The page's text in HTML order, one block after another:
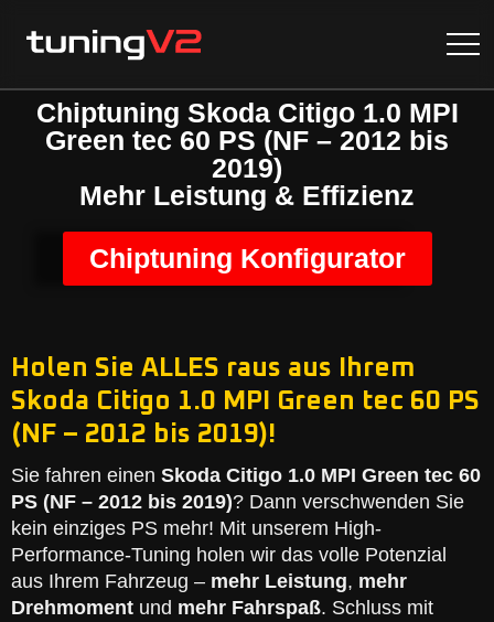
Chiptuning Skoda Citigo 1.0 MPI
Green tec 60 PS (NF – 2012 bis
2019)
Mehr Leistung & Effizienz
Chiptuning Konfigurator
Holen Sie ALLES raus aus Ihrem
Skoda Citigo 1.0 MPI Green tec 60 PS
(NF – 2012 bis 2019)!
Sie fahren einen Skoda Citigo 1.0 MPI Green tec 60
PS (NF – 2012 bis 2019)? Dann verschwenden Sie
kein einziges PS mehr! Mit unserem High-
Performance-Tuning holen wir das volle Potenzial
aus Ihrem Fahrzeug – mehr Leistung, mehr
Drehmoment und mehr Fahrspaß. Schluss mit